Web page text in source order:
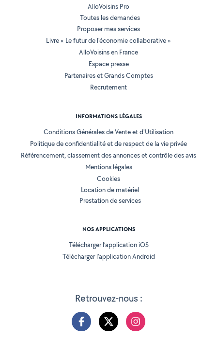
Retrouvez-nous :
AlloVoisins Pro
Toutes les demandes
Proposer mes services
Livre « Le futur de l'économie collaborative »
AlloVoisins en France
Espace presse
Partenaires et Grands Comptes
Recrutement
INFORMATIONS LÉGALES
Conditions Générales de Vente et d'Utilisation
Politique de confidentialité et de respect de la vie privée
Référencement, classement des annonces et contrôle des avis
Mentions légales
Cookies
Location de matériel
Prestation de services
NOS APPLICATIONS
Télécharger l’application iOS
Télécharger l’application Android